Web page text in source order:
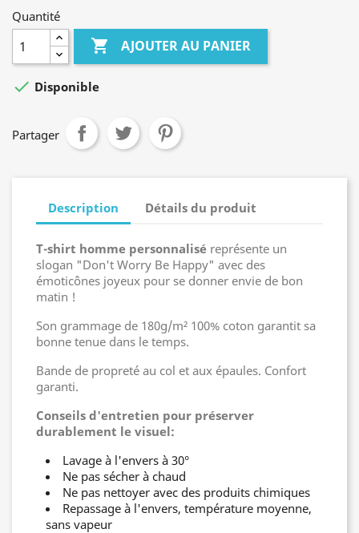
Quantité
 AJOUTER AU PANIER
 Disponible
Partager
Description Détails du produit
T-shirt homme personnalisé représente un
slogan "Don't Worry Be Happy" avec des
émoticônes joyeux pour se donner envie de bon
matin !
Son grammage de 180g/m² 100% coton garantit sa
bonne tenue dans le temps.
Bande de propreté au col et aux épaules. Confort
garanti.
Conseils d'entretien pour préserver
durablement le visuel:
Lavage à l'envers à 30°
Ne pas sécher à chaud
Ne pas nettoyer avec des produits chimiques
Repassage à l'envers, température moyenne,
sans vapeur